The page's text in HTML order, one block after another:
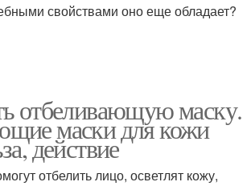
свойствами оно еще обладает?
отбеливающую маску.
маски для кожи
действие
отбелить лицо, осветлят кожу,